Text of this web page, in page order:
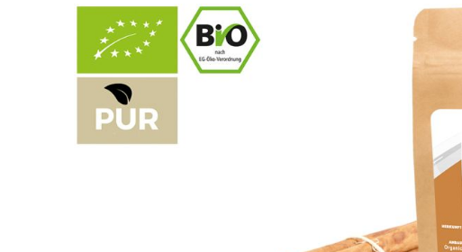
Zum
Ende
der
Bildergalerie
springen
Zum
Anfang
der
Bildergalerie
springen